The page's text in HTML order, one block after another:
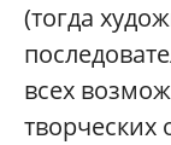
(тогда
всех
творческих